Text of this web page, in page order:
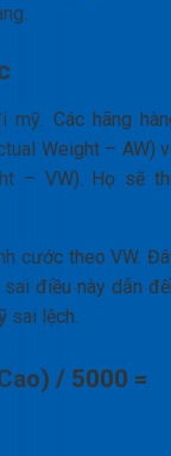
mỹ. Các hãng
Weight – AW)
– VW). Họ sẽ
cước theo VW.
sai điều này dẫn
sai lệch.
/ 5000 =